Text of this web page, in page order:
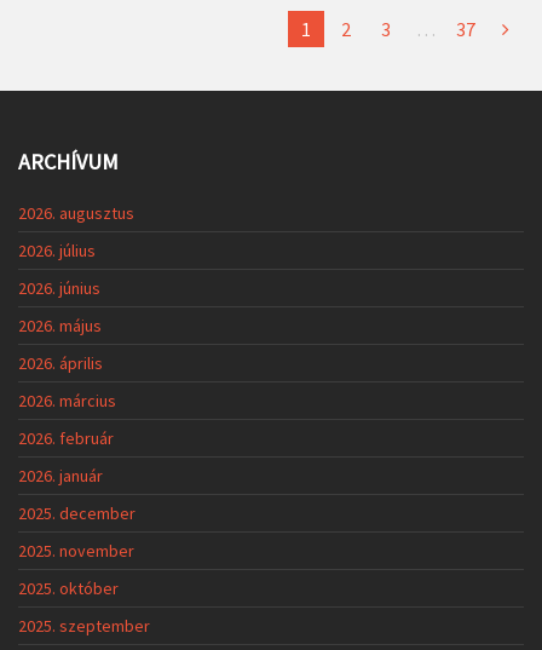
1 2 3 … 37
ARCHÍVUM
2026. augusztus
2026. július
2026. június
2026. május
2026. április
2026. március
2026. február
2026. január
2025. december
2025. november
2025. október
2025. szeptember